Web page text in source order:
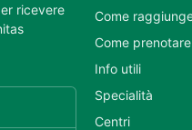
ricevere
Come
Come prenotare
Info utili
Specialità
Centri